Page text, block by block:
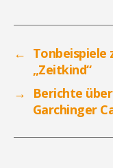
← Tonbeispiele
„Zeitkind“
→
Berichte
Garchinger